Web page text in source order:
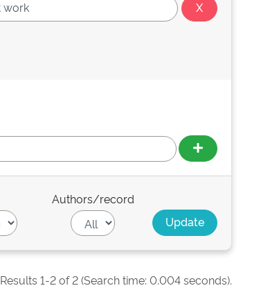
Authors/record
Results 1-2 of 2 (Search time: 0.004 seconds).